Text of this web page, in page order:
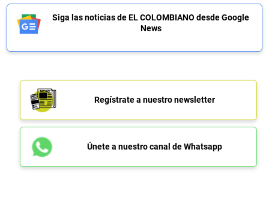
Siga las noticias de EL COLOMBIANO desde Google
News
Regístrate a nuestro newsletter
Únete a nuestro canal de Whatsapp